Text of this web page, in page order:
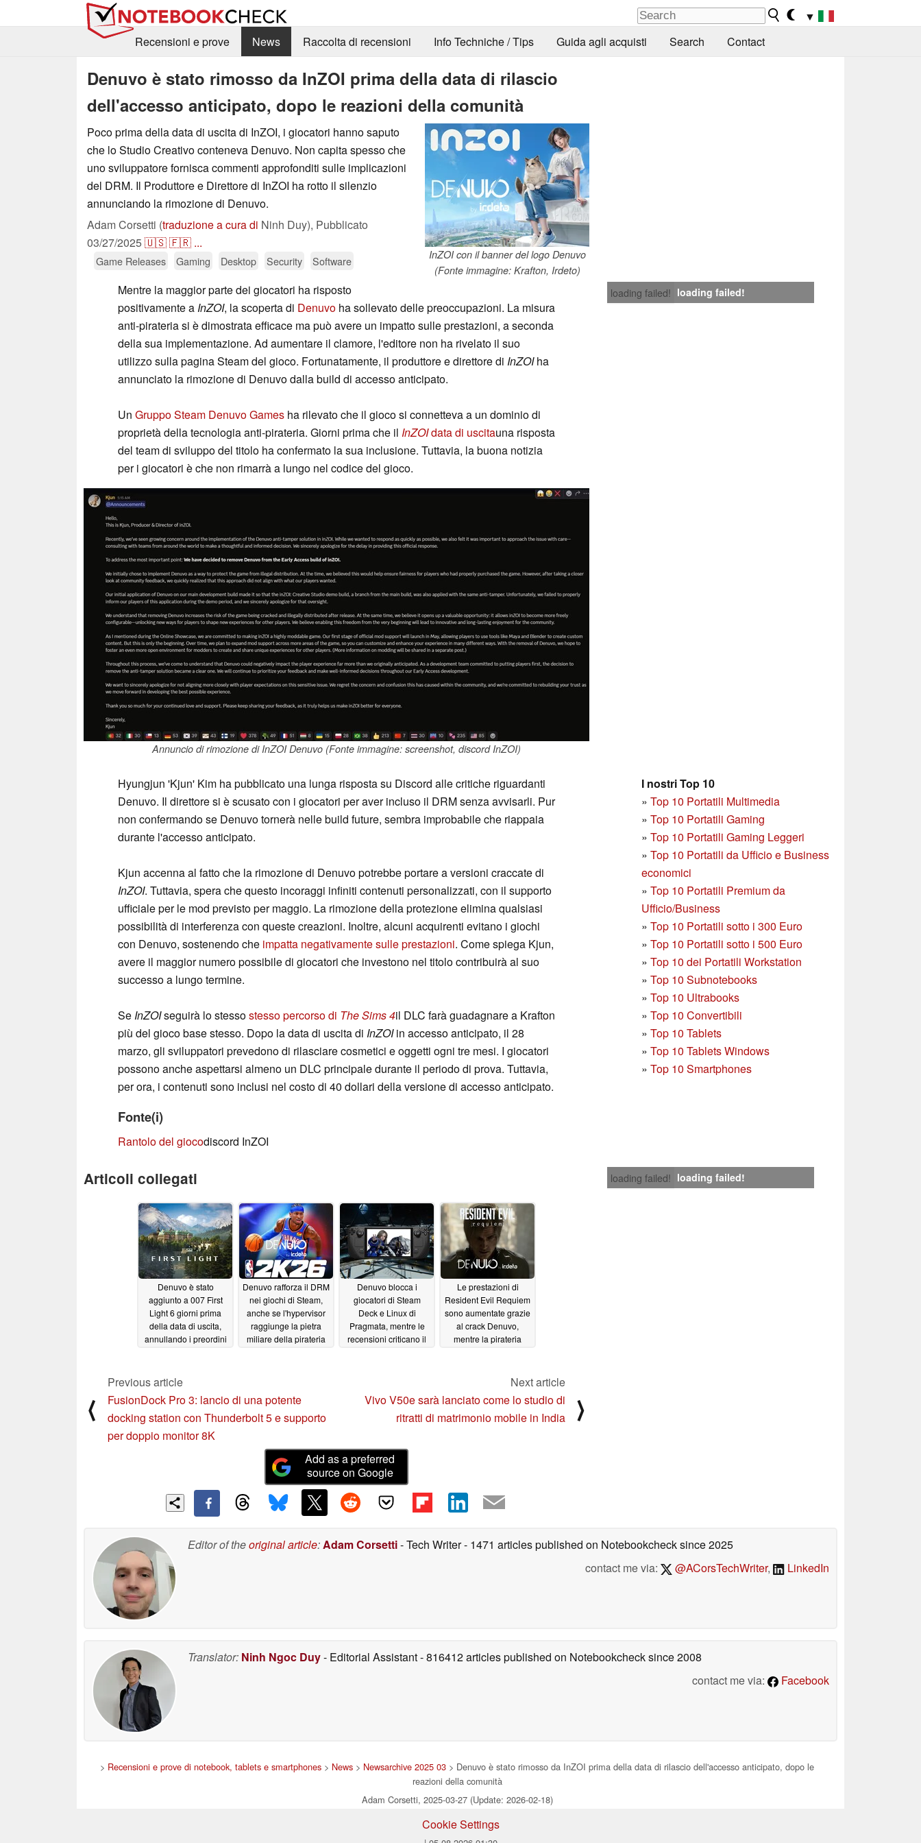
▼
Recensioni e prove
News Raccolta di recensioni Info Techniche / Tips Guida agli acquisti Search Contact
Denuvo è stato rimosso da InZOI prima della data di rilascio
dell'accesso anticipato, dopo le reazioni della comunità
InZOI con il banner del logo Denuvo
(Fonte immagine: Krafton, Irdeto)
Poco prima della data di uscita di InZOI, i giocatori hanno saputo
che lo Studio Creativo conteneva Denuvo. Non capita spesso che
uno sviluppatore fornisca commenti approfonditi sulle implicazioni
del DRM. Il Produttore e Direttore di InZOI ha rotto il silenzio
annunciando la rimozione di Denuvo.
Adam Corsetti (traduzione a cura di Ninh Duy), Pubblicato
03/27/2025🇺🇸🇫🇷 ...
Game Releases Gaming Desktop Security Software
loading failed! loading failed!
Mentre la maggior parte dei giocatori ha risposto
positivamente a InZOI, la scoperta di Denuvo ha sollevato delle preoccupazioni. La misura
anti-pirateria si è dimostrata efficace ma può avere un impatto sulle prestazioni, a seconda
della sua implementazione. Ad aumentare il clamore, l'editore non ha rivelato il suo
utilizzo sulla pagina Steam del gioco. Fortunatamente, il produttore e direttore di InZOIha
annunciato la rimozione di Denuvo dalla build di accesso anticipato.
Un Gruppo Steam Denuvo Games ha rilevato che il gioco si connetteva a un dominio di
proprietà della tecnologia anti-pirateria. Giorni prima che il InZOIdata di uscitauna risposta
del team di sviluppo del titolo ha confermato la sua inclusione. Tuttavia, la buona notizia
per i giocatori è che non rimarrà a lungo nel codice del gioco.
Annuncio di rimozione di InZOI Denuvo (Fonte immagine: screenshot, discord InZOI)
I nostri Top 10
» Top 10 Portatili Multimedia
» Top 10 Portatili Gaming
» Top 10 Portatili Gaming Leggeri
» Top 10 Portatili da Ufficio e Business
economici
» Top 10 Portatili Premium da
Ufficio/Business
» Top 10 Portatili sotto i 300 Euro
» Top 10 Portatili sotto i 500 Euro
» Top 10 dei Portatili Workstation
» Top 10 Subnotebooks
» Top 10 Ultrabooks
» Top 10 Convertibili
» Top 10 Tablets
» Top 10 Tablets Windows
» Top 10 Smartphones
Hyungjun 'Kjun' Kim ha pubblicato una lunga risposta su Discord alle critiche riguardanti
Denuvo. Il direttore si è scusato con i giocatori per aver incluso il DRM senza avvisarli. Pur
non confermando se Denuvo tornerà nelle build future, sembra improbabile che riappaia
durante l'accesso anticipato.
Kjun accenna al fatto che la rimozione di Denuvo potrebbe portare a versioni craccate di
InZOI. Tuttavia, spera che questo incoraggi infiniti contenuti personalizzati, con il supporto
ufficiale per le mod previsto per maggio. La rimozione della protezione elimina qualsiasi
possibilità di interferenza con queste creazioni. Inoltre, alcuni acquirenti evitano i giochi
con Denuvo, sostenendo che impatta negativamente sulle prestazioni. Come spiega Kjun,
avere il maggior numero possibile di giocatori che investono nel titolo contribuirà al suo
successo a lungo termine.
Se InZOIseguirà lo stessostesso percorso di The Sims 4il DLC farà guadagnare a Krafton
più del gioco base stesso. Dopo la data di uscita di InZOIin accesso anticipato, il 28
marzo, gli sviluppatori prevedono di rilasciare cosmetici e oggetti ogni tre mesi. I giocatori
possono anche aspettarsi almeno un DLC principale durante il periodo di prova. Tuttavia,
per ora, i contenuti sono inclusi nel costo di 40 dollari della versione di accesso anticipato.
Fonte(i)
Rantolo del giocodiscord InZOI
loading failed! loading failed!
Articoli collegati
Denuvo è stato
aggiunto a 007 First
Light 6 giorni prima
della data di uscita,
annullando i preordini
Denuvo rafforza il DRM
nei giochi di Steam,
anche se l'hypervisor
raggiunge la pietra
miliare della pirateria
Denuvo blocca i
giocatori di Steam
Deck e Linux di
Pragmata, mentre le
recensioni criticano il
Le prestazioni di
Resident Evil Requiem
sono aumentate grazie
al crack Denuvo,
mentre la pirateria
⟨
Previous article
FusionDock Pro 3: lancio di una potente
docking station con Thunderbolt 5 e supporto
per doppio monitor 8K
Next article
Vivo V50e sarà lanciato come lo studio di
ritratti di matrimonio mobile in India
⟩
Add as a preferred
source on Google
Editor of theoriginal article:Adam Corsetti- Tech Writer- 1471 articles published on Notebookchecksince 2025
contact me via:
@ACorsTechWriter, LinkedIn
Translator: Ninh Ngoc Duy- Editorial Assistant- 816412 articles published on Notebookchecksince 2008
contact me via:
Facebook
> Recensioni e prove di notebook, tablets e smartphones > News > Newsarchive 2025 03 > Denuvo è stato rimosso da InZOI prima della data di rilascio dell'accesso anticipato, dopo le
reazioni della comunità
Adam Corsetti, 2025-03-27 (Update: 2026-02-18)
Cookie Settings